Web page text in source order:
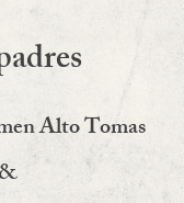
Alto Tomas